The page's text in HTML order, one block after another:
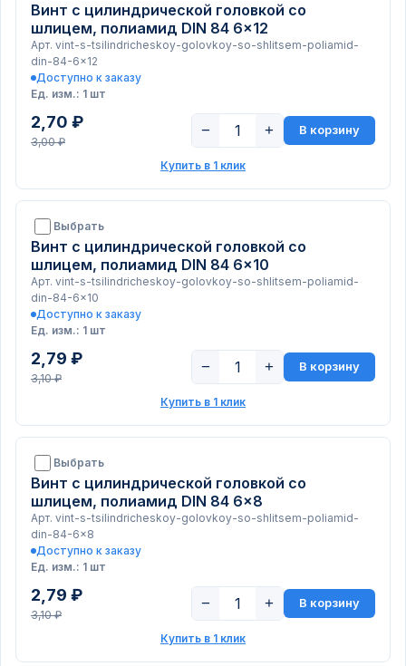
Винт с цилиндрической головкой со
шлицем, полиамид DIN 84 6x12
Арт. vint-s-tsilindricheskoy-golovkoy-so-shlitsem-poliamid-
din-84-6x12
Доступно к заказу
Ед. изм.: 1 шт
2,70 ₽
3,00 ₽
− + В корзину
Купить в 1 клик
Выбрать
Винт с цилиндрической головкой со
шлицем, полиамид DIN 84 6x10
Арт. vint-s-tsilindricheskoy-golovkoy-so-shlitsem-poliamid-
din-84-6x10
Доступно к заказу
Ед. изм.: 1 шт
2,79 ₽
3,10 ₽
− + В корзину
Купить в 1 клик
Выбрать
Винт с цилиндрической головкой со
шлицем, полиамид DIN 84 6x8
Арт. vint-s-tsilindricheskoy-golovkoy-so-shlitsem-poliamid-
din-84-6x8
Доступно к заказу
Ед. изм.: 1 шт
2,79 ₽
3,10 ₽
− + В корзину
Купить в 1 клик